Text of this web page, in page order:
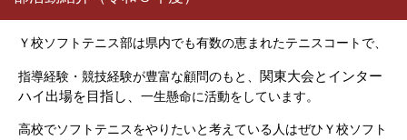
Ｙ校ソフトテニス部は県内でも有数の恵まれたテニスコートで、
指導経験・競技経験が豊富な顧問のもと、 関東大会とインター
ハイ出場を目指し、 一生懸命に活動をしています。
高校でソフトテニスをやりたいと考えている人はぜひＹ校ソフト